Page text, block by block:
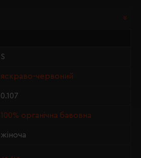
S
яскраво-червоний
0.107
100% органічна бавовна
жіноча